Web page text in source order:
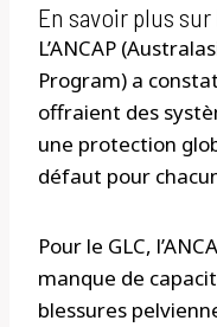
En savoir plus
L’ANCAP
Program) a
offraient des
une protection
défaut pour
Pour le GLC,
manque de
blessures